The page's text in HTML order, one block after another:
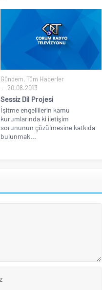
Gündem,Tüm Haberler
20.08.2013
Sessiz Dil Projesi
İşitme engellilerin kamu
kurumlarında ki iletişim
sorununun çözülmesine katkıda
bulunmak...